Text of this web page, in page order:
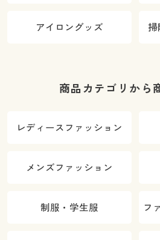
アイロングッズ
商品カテゴリから
レディースファッション
メンズファッション
制服・学生服 フ